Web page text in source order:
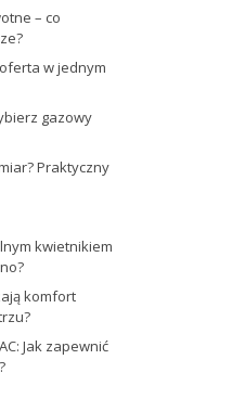
– co
w jednym
gazowy
Praktyczny
kwietnikiem
komfort
Jak zapewnić